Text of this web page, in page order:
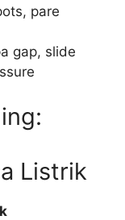
pare
gap, slide
Listrik